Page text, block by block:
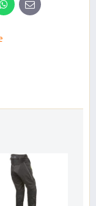
WhatsApp
E-
mail